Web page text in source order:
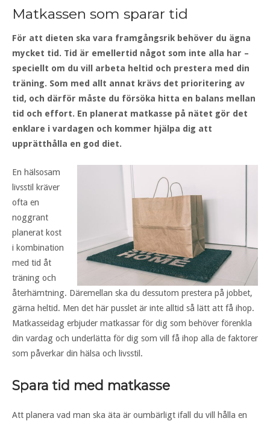
Matkassen som sparar tid
För att dieten ska vara framgångsrik behöver du ägna
mycket tid. Tid är emellertid något som inte alla har –
speciellt om du vill arbeta heltid och prestera med din
träning. Som med allt annat krävs det prioritering av
tid, och därför måste du försöka hitta en balans mellan
tid och effort. En planerat matkasse på nätet gör det
enklare i vardagen och kommer hjälpa dig att
upprätthålla en god diet.
En hälsosam
livsstil kräver
ofta en
noggrant
planerat kost
i kombination
med tid åt
träning och
återhämtning. Däremellan ska du dessutom prestera på jobbet,
gärna heltid. Men det här pusslet är inte alltid så lätt att få ihop.
Matkasseidag erbjuder matkassar för dig som behöver förenkla
din vardag och underlätta för dig som vill få ihop alla de faktorer
som påverkar din hälsa och livsstil.
Spara tid med matkasse
Att planera vad man ska äta är oumbärligt ifall du vill hålla en